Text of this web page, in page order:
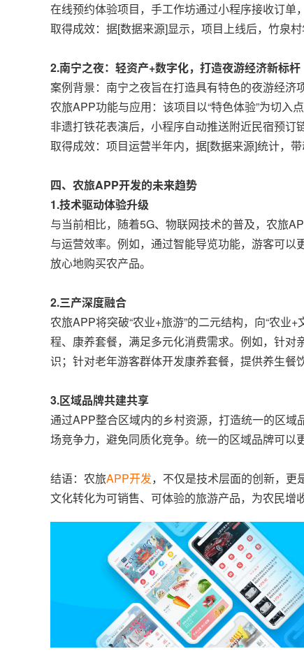
在线预约体验项目，手工作坊通过小程序接收订单
取得成效：据[数据来源]显示，项目上线后，竹泉
2.南宁之夜：轻资产+数字化，打造夜游经济新标杆
案例背景：南宁之夜旨在打造具有特色的夜游经济
农旅APP功能与应用：该项目以“特色体验”为切
非遗打铁花表演后，小程序自动推送附近民宿预订
取得成效：项目运营半年内，据[数据来源]统计，
四、农旅APP开发的未来趋势
1.技术驱动体验升级
与当前相比，随着5G、物联网技术的普及，农旅
与运营效率。例如，通过智能导览功能，游客可
放心地购买农产品。
2.三产深度融合
农旅APP将突破“农业+旅游”的二元结构，向“农业
程、康养套餐，满足多元化消费需求。例如，针
识；针对老年游客群体开发康养套餐，提供养生餐
3.区域品牌共建共享
通过APP整合区域内的乡村资源，打造统一的区域
场竞争力，避免同质化竞争。统一的区域品牌可以
结语：农旅APP开发，不仅是技术层面的创新，更
文化转化为可销售、可体验的旅游产品，为农民增